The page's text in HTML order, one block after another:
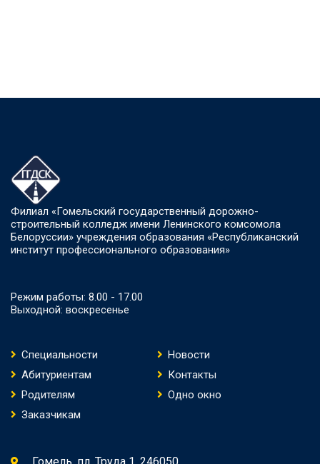
Филиал «Гомельский государственный дорожно-
строительный колледж имени Ленинского комсомола
Белоруссии» учреждения образования «Республиканский
институт профессионального образования»
Режим работы: 8.00 - 17.00
Выходной: воскресенье
Специальности
Новости
Абитуриентам
Контакты
Родителям
Одно окно
Заказчикам
Гомель, пл. Труда 1, 246050